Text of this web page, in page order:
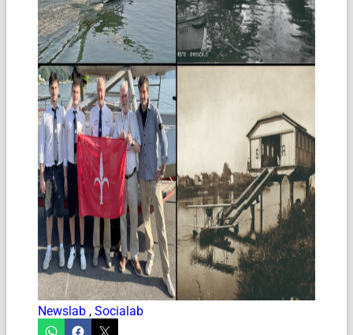
Newslab , Socialab